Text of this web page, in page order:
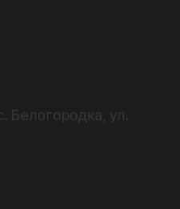
Белогородка, ул.